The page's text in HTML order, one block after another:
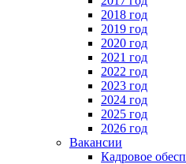
2018 год
2019 год
2020 год
2021 год
2022 год
2023 год
2024 год
2025 год
2026 год
Вакансии
Кадровое